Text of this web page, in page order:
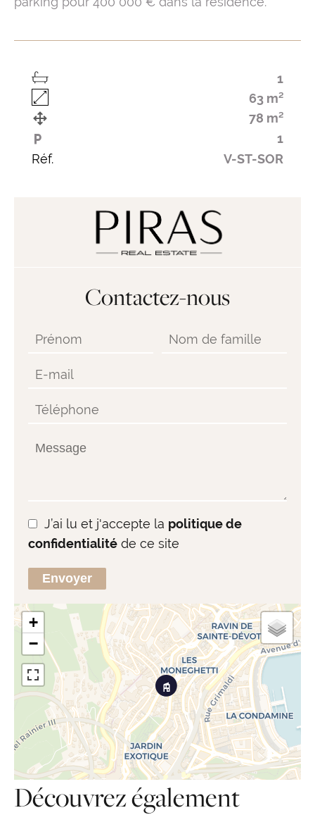
1
63 m²
78 m²
1
Réf.
V-ST-SOR
Contactez-nous
J’ai lu et j'accepte la politique de
confidentialité de ce site
Envoyer
+
−
Découvrez également